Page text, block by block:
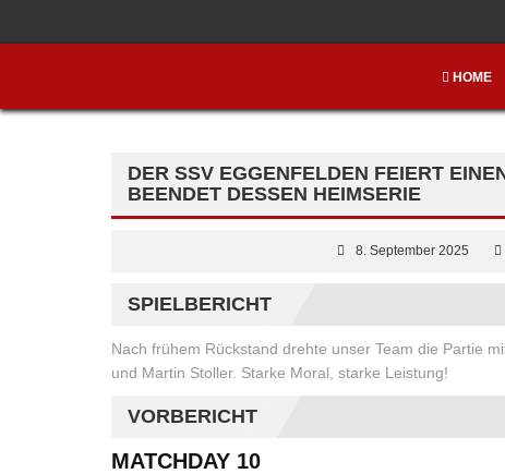
HOME
DER SSV EGGENFELDEN FEIERT
BEENDET DESSEN HEIMSERIE
8. September 2025
SPIELBERICHT
Nach frühem Rückstand drehte unser Team die Partie
und Martin Stoller. Starke Moral, starke Leistung!
VORBERICHT
MATCHDAY 10